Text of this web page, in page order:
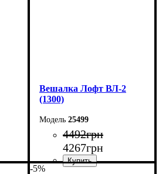
Вешалка Лофт ВЛ-2
(1300)
25499
4492грн
4267грн
-5%